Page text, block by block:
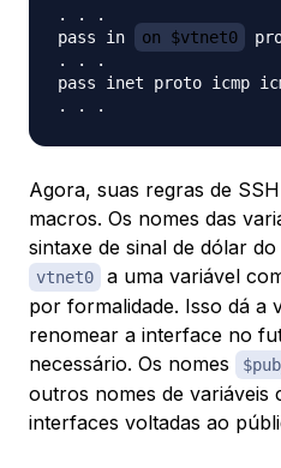
. . .
pass in
on $vtnet0
. . .
pass inet proto icmp
Agora, suas regras de
macros. Os nomes das
sintaxe de sinal de dólar
vtnet0
a uma variável
por formalidade. Isso dá a
renomear a interface no
necessário. Os nomes
outros nomes de variáveis
interfaces voltadas ao